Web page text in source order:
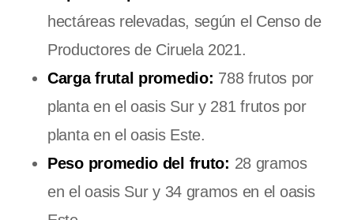
hectáreas relevadas, según el Censo de
Productores de Ciruela 2021.
Carga frutal promedio: 788 frutos por
planta en el oasis Sur y 281 frutos por
planta en el oasis Este.
Peso promedio del fruto: 28 gramos
en el oasis Sur y 34 gramos en el oasis